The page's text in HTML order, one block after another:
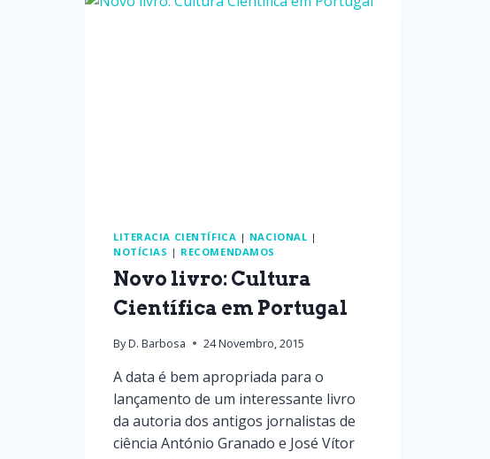
LITERACIA CIENTÍFICA | NACIONAL |
NOTÍCIAS | RECOMENDAMOS
Novo livro: Cultura
Científica em Portugal
ByD. Barbosa 24 Novembro, 2015
A data é bem apropriada para o
lançamento de um interessante livro
da autoria dos antigos jornalistas de
ciência António Granado e José Vítor